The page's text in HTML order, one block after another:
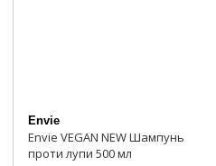
Envie
Envie VEGAN NEW Шампунь
проти лупи 500 мл